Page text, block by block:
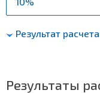
Результат расчета
Результаты